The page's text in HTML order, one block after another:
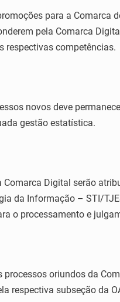
para a
pela Comarca
respectivas competências.
novos deve
gestão estatística.
Comarca Digital serão
da Informação – STI/
o processamento e
oriundos da
respectiva subseção da